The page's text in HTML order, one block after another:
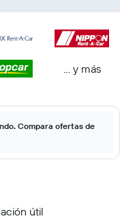
… y más
Compara ofertas de
útil